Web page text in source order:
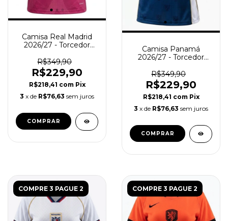
Camisa Real Madrid
2026/27 - Torcedor
R$349,90
R$229,90
R$218,41 com Pix
3 x de R$76,63 sem juros
COMPRAR
Camisa Panamá
2026/27 - Torcedor
R$349,90
R$229,90
R$218,41 com Pix
3 x de R$76,63 sem juros
COMPRAR
COMPRE 3 PAGUE 2 COMPRE 3 PAGUE 2